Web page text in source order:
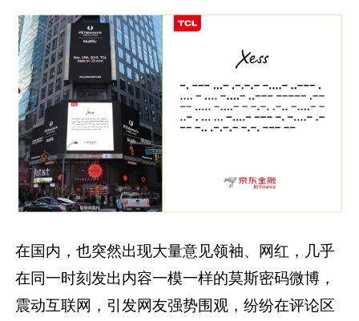
在国内，也突然出现大量意见领袖、网红，几乎
在同一时刻发出内容一模一样的莫斯密码微博，
震动互联网，引发网友强势围观，纷纷在评论区